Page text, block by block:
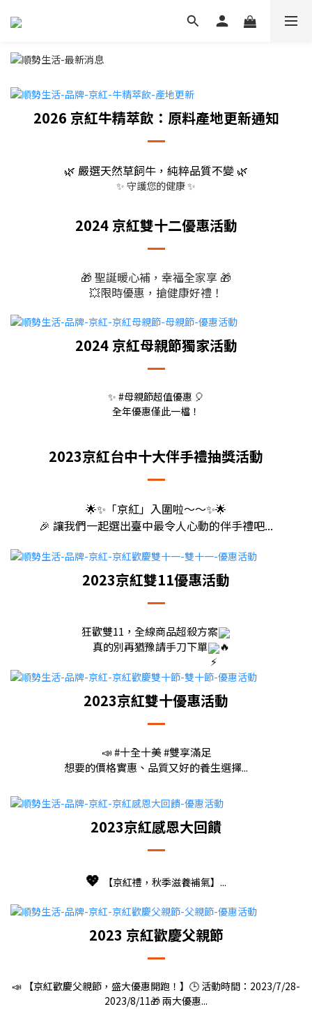
2026 京紅牛精萃飲：原料產地更新通知
🌿 嚴選天然草飼牛，純粹品質不變 🌿
✨ 守護您的健康 ✨
2024 京紅雙十二優惠活動
🎁 聖誕暖心補，幸福全家享 🎁
💥限時優惠，搶健康好禮！
2024 京紅母親節獨家活動
✨ #母親節超值優惠 🎈
全年優惠僅此一檔！
2023京紅台中十大伴手禮抽獎活動
🌟✨「京紅」入圍啦～～✨🌟
🎉 讓我們一起選出臺中最令人心動的伴手禮吧...
2023京紅雙11優惠活動
狂歡雙11，全線商品超殺方案
真的別再猶豫請手刀下單
2023京紅雙十優惠活動
📣#十全十美 #雙享滿足
想要的價格實惠、品質又好的養生選擇...
2023京紅感恩大回饋
💖 【京紅禮，秋季滋養補氣】...
2023 京紅歡慶父親節
📣 【京紅歡慶父親節，盛大優惠開跑！】🕒 活動時間：2023/7/28-
2023/8/11🎁 兩大優惠...